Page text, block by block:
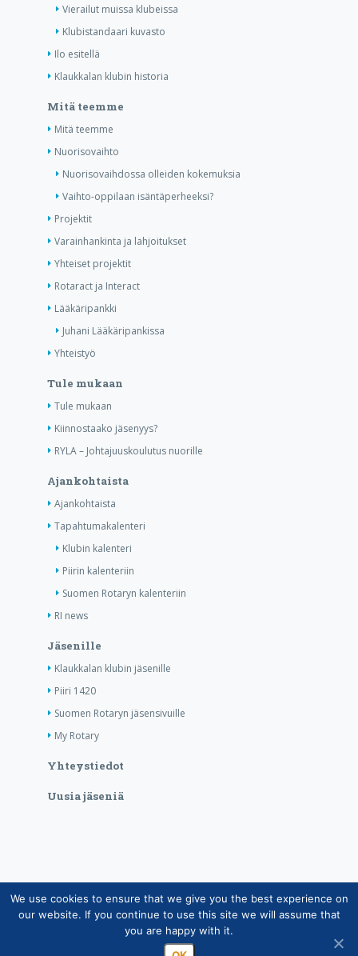
Vierailut muissa klubeissa
Klubistandaari kuvasto
Ilo esitellä
Klaukkalan klubin historia
Mitä teemme
Mitä teemme
Nuorisovaihto
Nuorisovaihdossa olleiden kokemuksia
Vaihto-oppilaan isäntäperheeksi?
Projektit
Varainhankinta ja lahjoitukset
Yhteiset projektit
Rotaract ja Interact
Lääkäripankki
Juhani Lääkäripankissa
Yhteistyö
Tule mukaan
Tule mukaan
Kiinnostaako jäsenyys?
RYLA – Johtajuuskoulutus nuorille
Ajankohtaista
Ajankohtaista
Tapahtumakalenteri
Klubin kalenteri
Piirin kalenteriin
Suomen Rotaryn kalenteriin
RI news
Jäsenille
Klaukkalan klubin jäsenille
Piiri 1420
Suomen Rotaryn jäsensivuille
My Rotary
Yhteystiedot
Uusia jäseniä
Copyright © Suomen Rotarypalvelu ry 2026 |
Jäsentietojärjestelmän tietosuojaseloste|Henkilötietojen
käsittely Rotarytoiminnassa
We use cookies to ensure that we give you the best experience on
our website. If you continue to use this site we will assume that
you are happy with it.